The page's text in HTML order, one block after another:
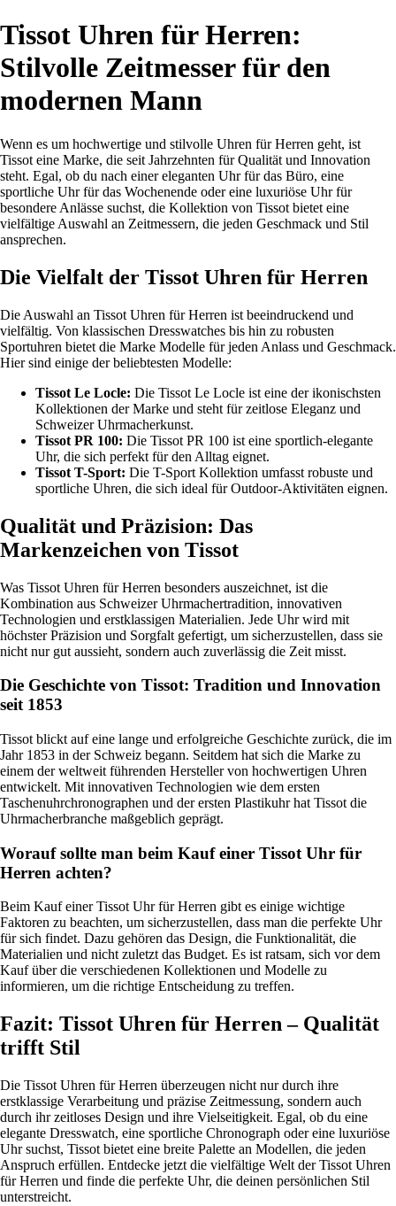
Tissot Uhren für Herren:
Stilvolle Zeitmesser für den
modernen Mann
Wenn es um hochwertige und stilvolle Uhren für Herren geht, ist
Tissot eine Marke, die seit Jahrzehnten für Qualität und Innovation
steht. Egal, ob du nach einer eleganten Uhr für das Büro, eine
sportliche Uhr für das Wochenende oder eine luxuriöse Uhr für
besondere Anlässe suchst, die Kollektion von Tissot bietet eine
vielfältige Auswahl an Zeitmessern, die jeden Geschmack und Stil
ansprechen.
Die Vielfalt der Tissot Uhren für Herren
Die Auswahl an Tissot Uhren für Herren ist beeindruckend und
vielfältig. Von klassischen Dresswatches bis hin zu robusten
Sportuhren bietet die Marke Modelle für jeden Anlass und Geschmack.
Hier sind einige der beliebtesten Modelle:
Tissot Le Locle: Die Tissot Le Locle ist eine der ikonischsten
Kollektionen der Marke und steht für zeitlose Eleganz und
Schweizer Uhrmacherkunst.
Tissot PR 100: Die Tissot PR 100 ist eine sportlich-elegante
Uhr, die sich perfekt für den Alltag eignet.
Tissot T-Sport: Die T-Sport Kollektion umfasst robuste und
sportliche Uhren, die sich ideal für Outdoor-Aktivitäten eignen.
Qualität und Präzision: Das
Markenzeichen von Tissot
Was Tissot Uhren für Herren besonders auszeichnet, ist die
Kombination aus Schweizer Uhrmachertradition, innovativen
Technologien und erstklassigen Materialien. Jede Uhr wird mit
höchster Präzision und Sorgfalt gefertigt, um sicherzustellen, dass sie
nicht nur gut aussieht, sondern auch zuverlässig die Zeit misst.
Die Geschichte von Tissot: Tradition und Innovation
seit 1853
Tissot blickt auf eine lange und erfolgreiche Geschichte zurück, die im
Jahr 1853 in der Schweiz begann. Seitdem hat sich die Marke zu
einem der weltweit führenden Hersteller von hochwertigen Uhren
entwickelt. Mit innovativen Technologien wie dem ersten
Taschenuhrchronographen und der ersten Plastikuhr hat Tissot die
Uhrmacherbranche maßgeblich geprägt.
Worauf sollte man beim Kauf einer Tissot Uhr für
Herren achten?
Beim Kauf einer Tissot Uhr für Herren gibt es einige wichtige
Faktoren zu beachten, um sicherzustellen, dass man die perfekte Uhr
für sich findet. Dazu gehören das Design, die Funktionalität, die
Materialien und nicht zuletzt das Budget. Es ist ratsam, sich vor dem
Kauf über die verschiedenen Kollektionen und Modelle zu
informieren, um die richtige Entscheidung zu treffen.
Fazit: Tissot Uhren für Herren – Qualität
trifft Stil
Die Tissot Uhren für Herren überzeugen nicht nur durch ihre
erstklassige Verarbeitung und präzise Zeitmessung, sondern auch
durch ihr zeitloses Design und ihre Vielseitigkeit. Egal, ob du eine
elegante Dresswatch, eine sportliche Chronograph oder eine luxuriöse
Uhr suchst, Tissot bietet eine breite Palette an Modellen, die jeden
Anspruch erfüllen. Entdecke jetzt die vielfältige Welt der Tissot Uhren
für Herren und finde die perfekte Uhr, die deinen persönlichen Stil
unterstreicht.